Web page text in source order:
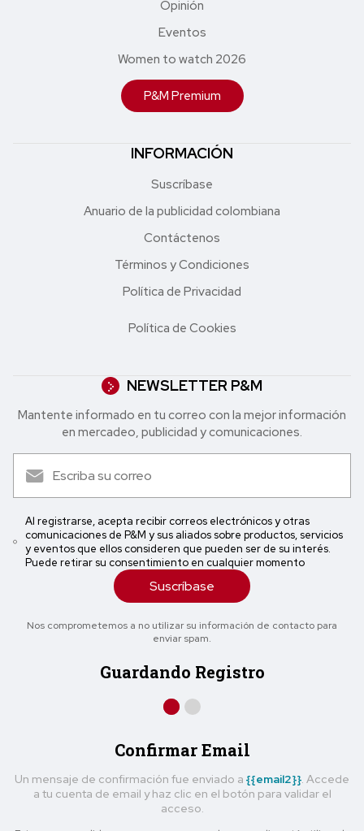
Opinión
Eventos
Women to watch 2026
P&M Premium
INFORMACIÓN
Suscríbase
Anuario de la publicidad colombiana
Contáctenos
Términos y Condiciones
Política de Privacidad
Política de Cookies
NEWSLETTER P&M
Mantente informado en tu correo con la mejor in formación
en mercadeo, publicidad y comunicaciones.
Al registrarse, acepta recibir correos electrónicos y otras
comunicaciones de P&M y sus aliados sobre productos, servicios
y eventos que ellos consideren que pueden ser de su interés.
Puede retirar su consentimiento en cualquier momento
Suscríbase
Nos comprometemos a no utilizar su información de contacto para
enviar spam.
Guardando Registro
Confirmar Email
Un mensaje de confirmación fue enviado a {{email2}}. Accede
a tu cuenta de email y haz clic en el botón para validar el
acceso.